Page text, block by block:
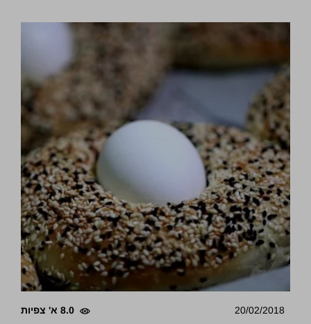
20/02/2018 8.0 א' צפיות